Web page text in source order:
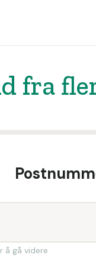
fra
å gå videre